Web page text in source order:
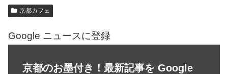
京都カフェ
Google ニュースに登録
京都のお墨付き！最新記事を Google